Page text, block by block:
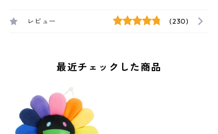
レビュー (230)
最近チェックした商品